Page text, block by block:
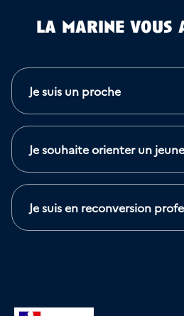
la marine vous
Je suis un proche
Je souhaite orienter un jeune
Je suis en reconversion